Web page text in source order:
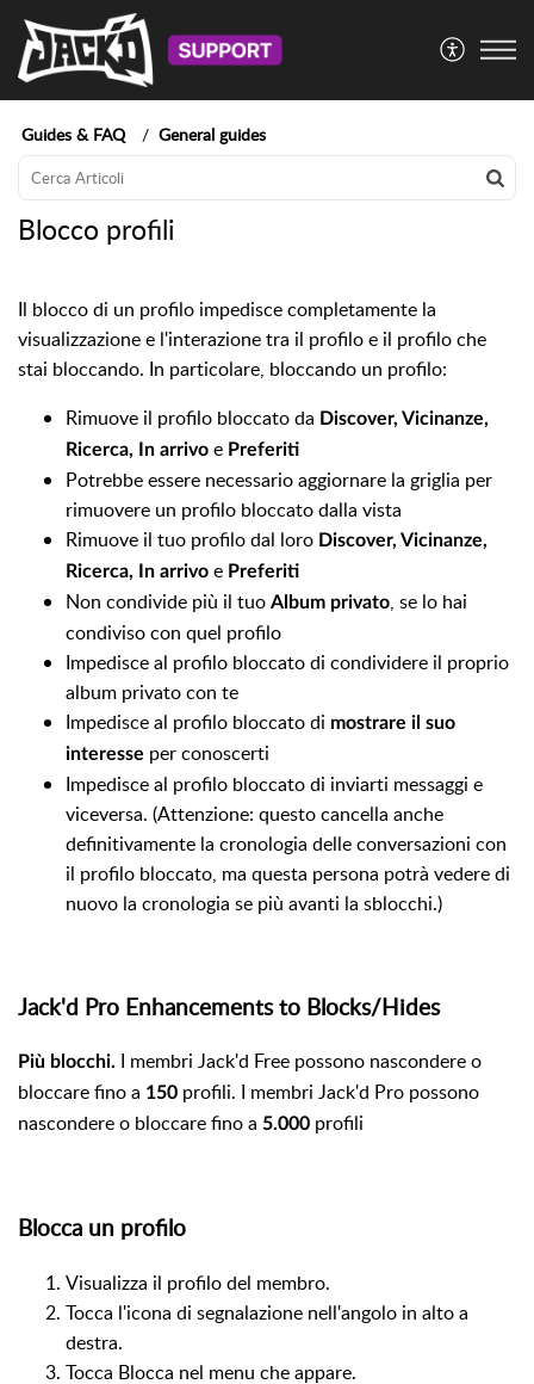
Guides & FAQ General guides
Blocco profili
Il blocco di un profilo impedisce completamente la
visualizzazione e l'interazione tra il profilo e il profilo che
stai bloccando. In particolare, bloccando un profilo:
Rimuove il profilo bloccato da Discover, Vicinanze,
Ricerca, In arrivo e Preferiti
Potrebbe essere necessario aggiornare la griglia per
rimuovere un profilo bloccato dalla vista
Rimuove il tuo profilo dal loro Discover, Vicinanze,
Ricerca, In arrivo e Preferiti
Non condivide più il tuo Album privato, se lo hai
condiviso con quel profilo
Impedisce al profilo bloccato di condividere il proprio
album privato con te
Impedisce al profilo bloccato di mostrare il suo
interesse per conoscerti
Impedisce al profilo bloccato di inviarti messaggi e
viceversa. (Attenzione: questo cancella anche
definitivamente la cronologia delle conversazioni con
il profilo bloccato, ma questa persona potrà vedere di
nuovo la cronologia se più avanti la sblocchi.)
Jack'd Pro Enhancements to Blocks/Hides
Più blocchi. I membri Jack'd Free possono nascondere o
bloccare fino a 150 profili. I membri Jack'd Pro possono
nascondere o bloccare fino a 5.000 profili
Blocca un profilo
Visualizza il profilo del membro.
Tocca l'icona di segnalazione nell'angolo in alto a
destra.
Tocca Blocca nel menu che appare.